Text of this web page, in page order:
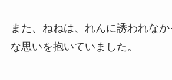
また、ねねは、れんに誘われな
な思いを抱いていました。